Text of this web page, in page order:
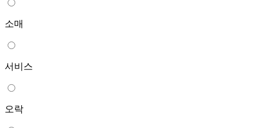
소매
서비스
오락